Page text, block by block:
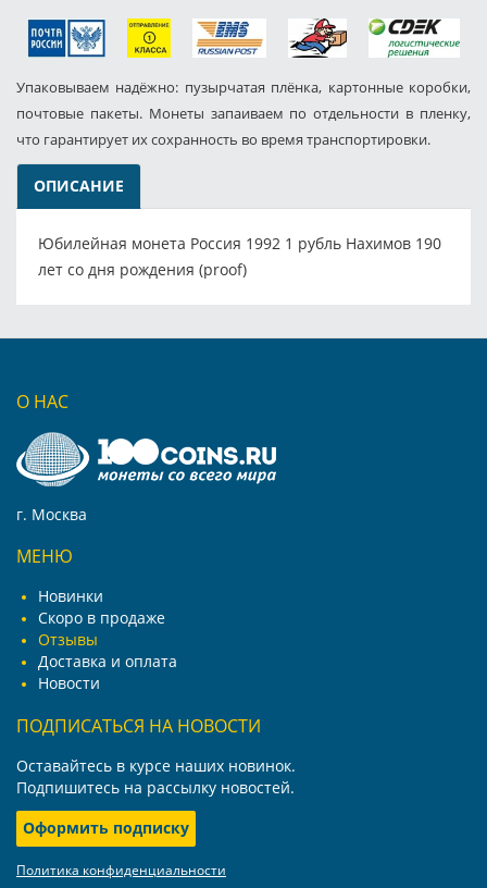
Упаковываем надёжно: пузырчатая плёнка, картонные коробки,
почтовые пакеты. Монеты запаиваем по отдельности в пленку,
что гарантирует их сохранность во время транспортировки.
ОПИСАНИЕ
Юбилейная монета Россия 1992 1 рубль Нахимов 190
лет со дня рождения (proof)
О НАС
г. Москва
МЕНЮ
Новинки
Скоро в продаже
Отзывы
Доставка и оплата
Новости
ПОДПИСАТЬСЯ НА НОВОСТИ
Оставайтесь в курсе наших новинок.
Подпишитесь на рассылку новостей.
Оформить подписку
Политика конфиденциальности